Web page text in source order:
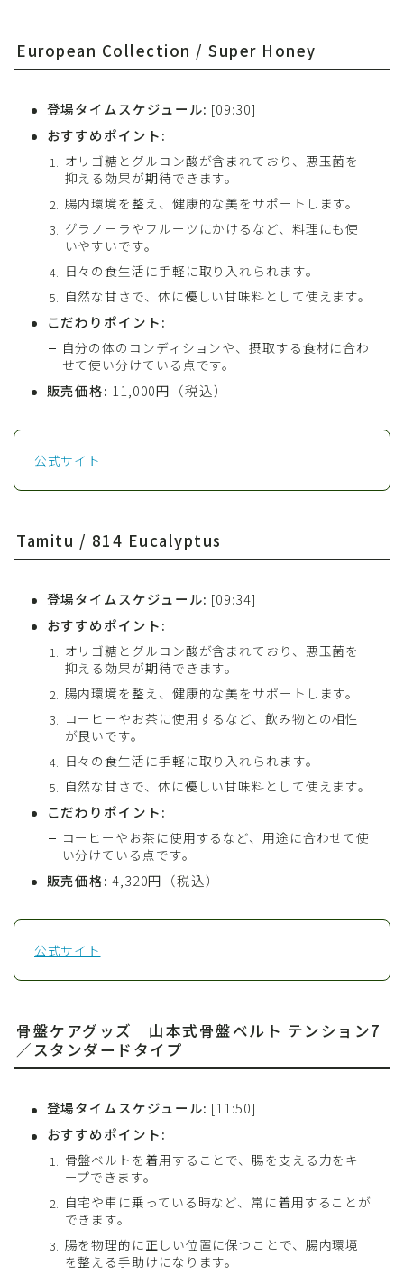
European Collection / Super Honey
登場タイムスケジュール: [09:30]
おすすめポイント:
オリゴ糖とグルコン酸が含まれており、悪玉菌を
抑える効果が期待できます。
腸内環境を整え、健康的な美をサポートします。
グラノーラやフルーツにかけるなど、料理にも使
いやすいです。
日々の食生活に手軽に取り入れられます。
自然な甘さで、体に優しい甘味料として使えます。
こだわりポイント:
自分の体のコンディションや、摂取する食材に合わ
せて使い分けている点です。
販売価格: 11,000円（税込）
公式サイト
Tamitu / 814 Eucalyptus
登場タイムスケジュール: [09:34]
おすすめポイント:
オリゴ糖とグルコン酸が含まれており、悪玉菌を
抑える効果が期待できます。
腸内環境を整え、健康的な美をサポートします。
コーヒーやお茶に使用するなど、飲み物との相性
が良いです。
日々の食生活に手軽に取り入れられます。
自然な甘さで、体に優しい甘味料として使えます。
こだわりポイント:
コーヒーやお茶に使用するなど、用途に合わせて使
い分けている点です。
販売価格: 4,320円（税込）
公式サイト
骨盤ケアグッズ 山本式骨盤ベルト テンション7
／スタンダードタイプ
登場タイムスケジュール: [11:50]
おすすめポイント:
骨盤ベルトを着用することで、腸を支える力をキ
ープできます。
自宅や車に乗っている時など、常に着用することが
できます。
腸を物理的に正しい位置に保つことで、腸内環境
を整える手助けになります。